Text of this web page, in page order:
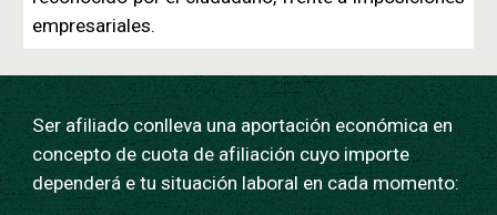
empresariales.
Ser afiliado conlleva una aportación económica en
concepto de cuota de afiliación cuyo importe
dependerá e tu situación laboral en cada momento: